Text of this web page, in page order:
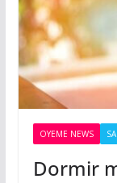
OYEME NEWS
Dormir